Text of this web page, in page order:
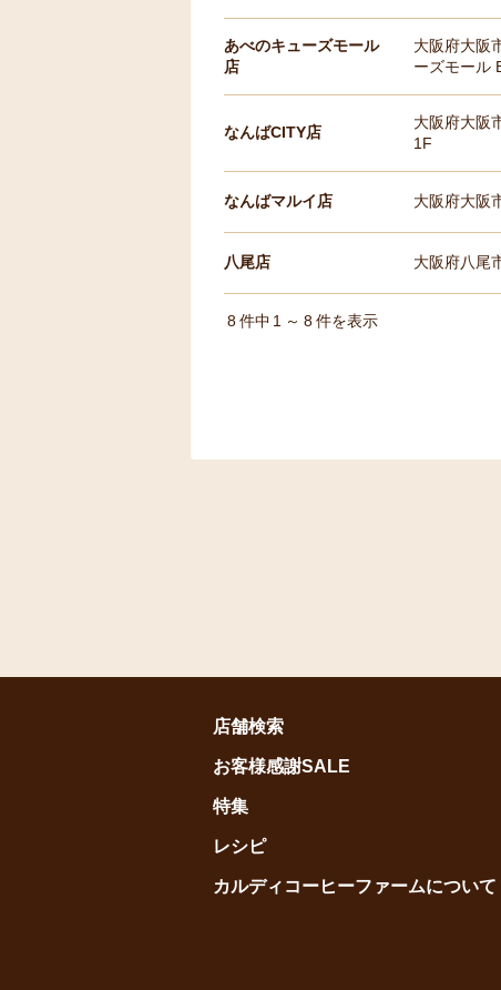
あべのキューズモール
店
大阪府大阪
ーズモール
なんばCITY店
大阪府大阪
1F
なんばマルイ店 大阪府大阪
八尾店 大阪府八尾
8 件中 1 ～ 8件を表示
店舗検索
お客様感謝SALE
特集
レシピ
カルディコーヒーファームについて